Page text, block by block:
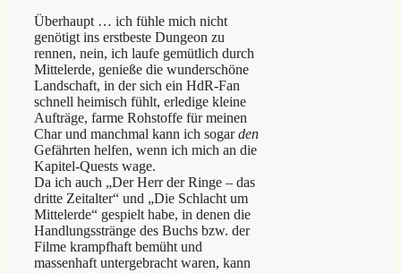
Überhaupt … ich fühle mich nicht
genötigt ins erstbeste Dungeon zu
rennen, nein, ich laufe gemütlich durch
Mittelerde, genieße die wunderschöne
Landschaft, in der sich ein HdR-Fan
schnell heimisch fühlt, erledige kleine
Aufträge, farme Rohstoffe für meinen
Char und manchmal kann ich sogarden
Gefährten helfen, wenn ich mich an die
Kapitel-Quests wage.
Da ich auch „Der Herr der Ringe – das
dritte Zeitalter“ und „Die Schlacht um
Mittelerde“ gespielt habe, in denen die
Handlungsstränge des Buchs bzw. der
Filme krampfhaft bemüht und
massenhaft untergebracht waren, kann